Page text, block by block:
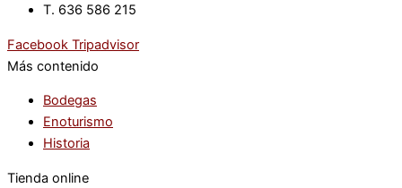
T. 636 586 215
Facebook Tripadvisor
Más contenido
Bodegas
Enoturismo
Historia
Tienda online